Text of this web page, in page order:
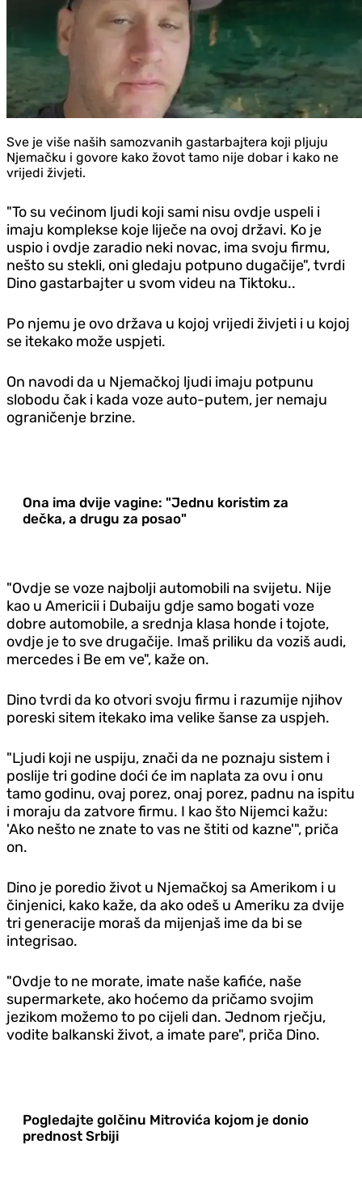
Sve je više naših samozvanih gastarbajtera koji pljuju
Njemačku i govore kako žovot tamo nije dobar i kako ne
vrijedi živjeti.
"To su većinom ljudi koji sami nisu ovdje uspeli i
imaju komplekse koje liječe na ovoj državi. Ko je
uspio i ovdje zaradio neki novac, ima svoju firmu,
nešto su stekli, oni gledaju potpuno dugačije", tvrdi
Dino gastarbajter u svom videu na Tiktoku..
Po njemu je ovo država u kojoj vrijedi živjeti i u kojoj
se itekako može uspjeti.
On navodi da u Njemačkoj ljudi imaju potpunu
slobodu čak i kada voze auto-putem, jer nemaju
ograničenje brzine.
Ona ima dvije vagine: "Jednu koristim za
dečka, a drugu za posao"
"Ovdje se voze najbolji automobili na svijetu. Nije
kao u Americii i Dubaiju gdje samo bogati voze
dobre automobile, a srednja klasa honde i tojote,
ovdje je to sve drugačije. Imaš priliku da voziš audi,
mercedes i Be em ve", kaže on.
Dino tvrdi da ko otvori svoju firmu i razumije njihov
poreski sitem itekako ima velike šanse za uspjeh.
"Ljudi koji ne uspiju, znači da ne poznaju sistem i
poslije tri godine doći će im naplata za ovu i onu
tamo godinu, ovaj porez, onaj porez, padnu na ispitu
i moraju da zatvore firmu. I kao što Nijemci kažu:
'Ako nešto ne znate to vas ne štiti od kazne'", priča
on.
Dino je poredio život u Njemačkoj sa Amerikom i u
činjenici, kako kaže, da ako odeš u Ameriku za dvije
tri generacije moraš da mijenjaš ime da bi se
integrisao.
"Ovdje to ne morate, imate naše kafiće, naše
supermarkete, ako hoćemo da pričamo svojim
jezikom možemo to po cijeli dan. Jednom rječju,
vodite balkanski život, a imate pare", priča Dino.
Pogledajte golčinu Mitrovića kojom je donio
prednost Srbiji